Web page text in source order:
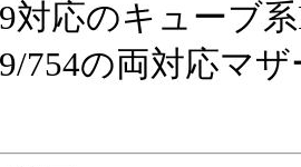
対応のキューブ
754の両対応マ